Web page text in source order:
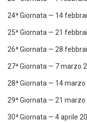
24ª Giornata — 14
25ª Giornata — 21
26ª Giornata — 28
27ª Giornata — 7 marzo
28ª Giornata — 14
29ª Giornata — 21
30ª Giornata — 4 aprile